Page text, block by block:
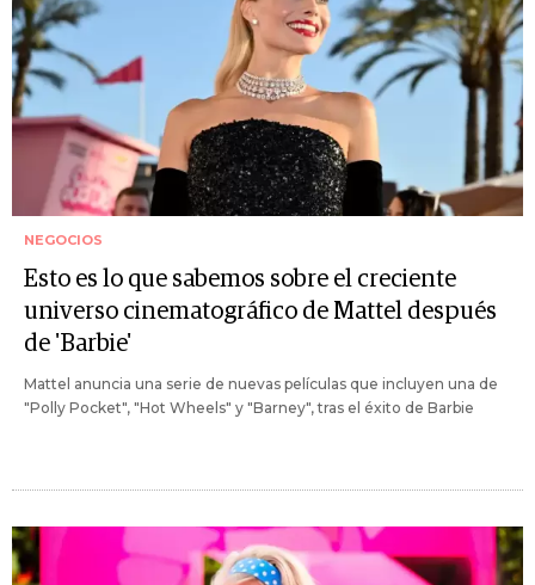
NEGOCIOS
Esto es lo que sabemos sobre el creciente
universo cinematográfico de Mattel después
de 'Barbie'
Mattel anuncia una serie de nuevas películas que incluyen una de
"Polly Pocket", "Hot Wheels" y "Barney", tras el éxito de Barbie